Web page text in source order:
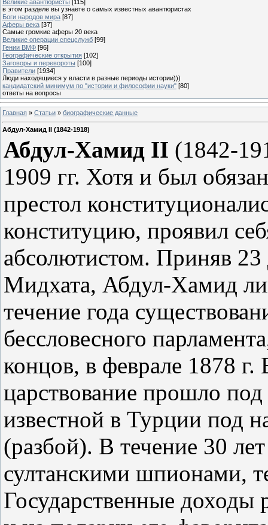
Великие авантюристы [115]
в этом разделе вы узнаете о самых известных авантюристах
Боги народов мира [87]
Аферы века [37]
Самые громкие аферы 20 века
Великие операции спецслужб [99]
Гении ВМФ [96]
Географические открытия [102]
Заговоры и перевороты [100]
Правители [1934]
Люди находящиеся у власти в разные периоды истории)))
кандидатский минимум по "истории и философии науки" [80]
ответы на вопросы
Главная » Статьи » биографические данные
Абдул-Хамид II (1842-1918)
Абдул-Хамид II (1842-
1909 гг. Хотя и был
престол
конституцию, проявил
абсолютистом. Приняв 23
Мидхата, Абдул-Хамид
течение года
бессловесного
концов, в феврале 1878 г.
царствование прошло
известной в Турции под
(разбой). В течение 30
султанскими шпионами,
Государственные доходы